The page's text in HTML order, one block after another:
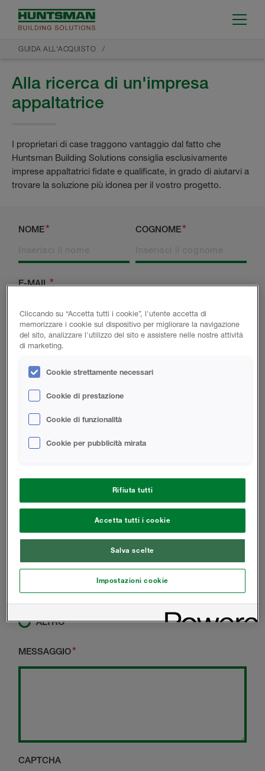
GUIDA ALL'ACQUISTO
Alla ricerca di un'impresa
appaltatrice
I proprietari di case traggono vantaggio dal fatto che
Huntsman Building Solutions consiglia esclusivamente
imprese appaltatrici fidate e qualificate, in grado di aiutarvi a
trovare la soluzione più idonea per il vostro progetto.
NOME COGNOME
E-MAIL
TELEFONO
CITTÀ
PAESE È UN NUOVO CLIENTE?
RAPPRESENTA MEGLIO?
IMPRESA APPALTATRICE
ALTRO
MESSAGGIO
CAPTCHA
Cliccando su “Accetta tutti i cookie”, l'utente accetta di
memorizzare i cookie sul dispositivo per migliorare la navigazione
del sito, analizzare l'utilizzo del sito e assistere nelle nostre attività
di marketing.
Cookie strettamente necessari
Cookie di prestazione
Cookie di funzionalità
Cookie per pubblicità mirata
Rifiuta tutti
Accetta tutti i cookie
Salva scelte
Impostazioni cookie